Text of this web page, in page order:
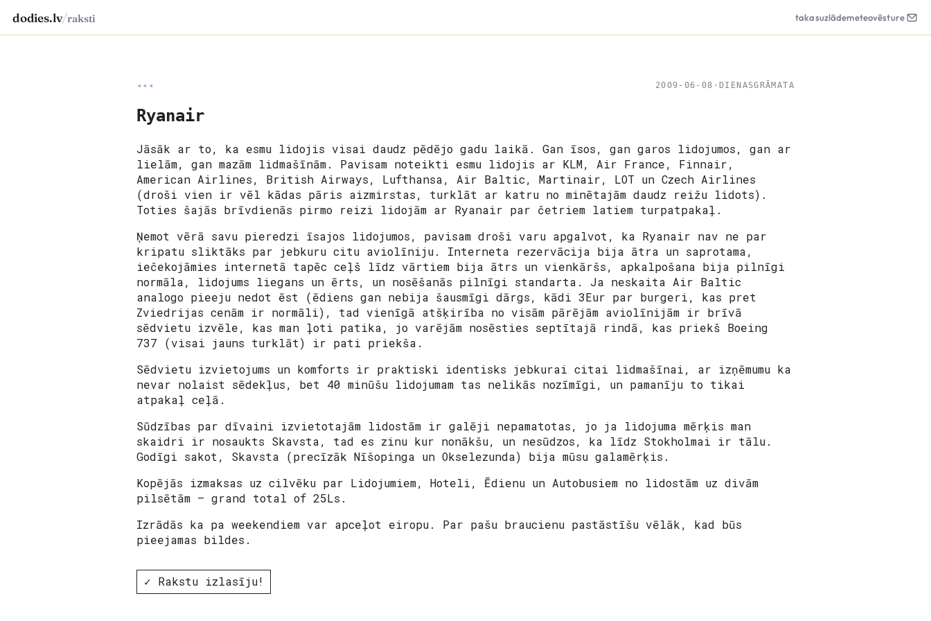
dodies.lv/raksti takasuzlādemeteovēsture
◂◂◂ 2009-06-08 · DIENASGRĀMATA
Ryanair
Jāsāk ar to, ka esmu lidojis visai daudz pēdējo gadu laikā. Gan īsos, gan garos lidojumos, gan ar
lielām, gan mazām lidmašīnām. Pavisam noteikti esmu lidojis ar KLM, Air France, Finnair,
American Airlines, British Airways, Lufthansa, Air Baltic, Martinair, LOT un Czech Airlines
(droši vien ir vēl kādas pāris aizmirstas, turklāt ar katru no minētajām daudz reižu lidots).
Toties šajās brīvdienās pirmo reizi lidojām ar Ryanair par četriem latiem turpatpakaļ.
Ņemot vērā savu pieredzi īsajos lidojumos, pavisam droši varu apgalvot, ka Ryanair nav ne par
kripatu sliktāks par jebkuru citu aviolīniju. Interneta rezervācija bija ātra un saprotama,
iečekojāmies internetā tapēc ceļš līdz vārtiem bija ātrs un vienkāršs, apkalpošana bija pilnīgi
normāla, lidojums liegans un ērts, un nosēšanās pilnīgi standarta. Ja neskaita Air Baltic
analogo pieeju nedot ēst (ēdiens gan nebija šausmīgi dārgs, kādi 3Eur par burgeri, kas pret
Zviedrijas cenām ir normāli), tad vienīgā atšķirība no visām pārējām aviolīnijām ir brīvā
sēdvietu izvēle, kas man ļoti patika, jo varējām nosēsties septītajā rindā, kas priekš Boeing
737 (visai jauns turklāt) ir pati priekša.
Sēdvietu izvietojums un komforts ir praktiski identisks jebkurai citai lidmašīnai, ar izņēmumu ka
nevar nolaist sēdekļus, bet 40 minūšu lidojumam tas nelikās nozīmīgi, un pamanīju to tikai
atpakaļ ceļā.
Sūdzības par dīvaini izvietotajām lidostām ir galēji nepamatotas, jo ja lidojuma mērķis man
skaidri ir nosaukts Skavsta, tad es zinu kur nonākšu, un nesūdzos, ka līdz Stokholmai ir tālu.
Godīgi sakot, Skavsta (precīzāk Nīšopinga un Okselezunda) bija mūsu galamērķis.
Kopējās izmaksas uz cilvēku par Lidojumiem, Hoteli, Ēdienu un Autobusiem no lidostām uz divām
pilsētām – grand total of 25Ls.
Izrādās ka pa weekendiem var apceļot eiropu. Par pašu braucienu pastāstīšu vēlāk, kad būs
pieejamas bildes.
✓ Rakstu izlasīju!